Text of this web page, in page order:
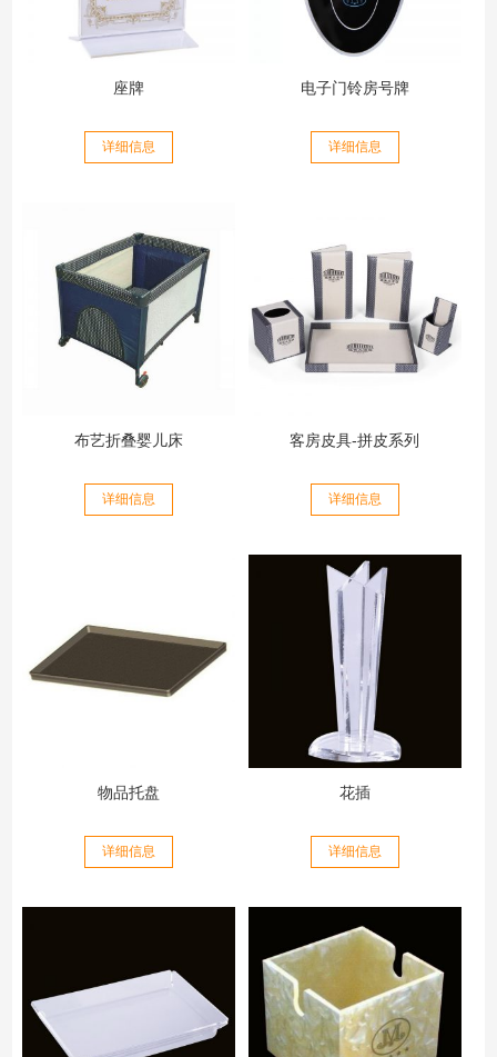
座牌
详细信息
电子门铃房号牌
详细信息
布艺折叠婴儿床
详细信息
客房皮具-拼皮系列
详细信息
物品托盘
详细信息
花插
详细信息